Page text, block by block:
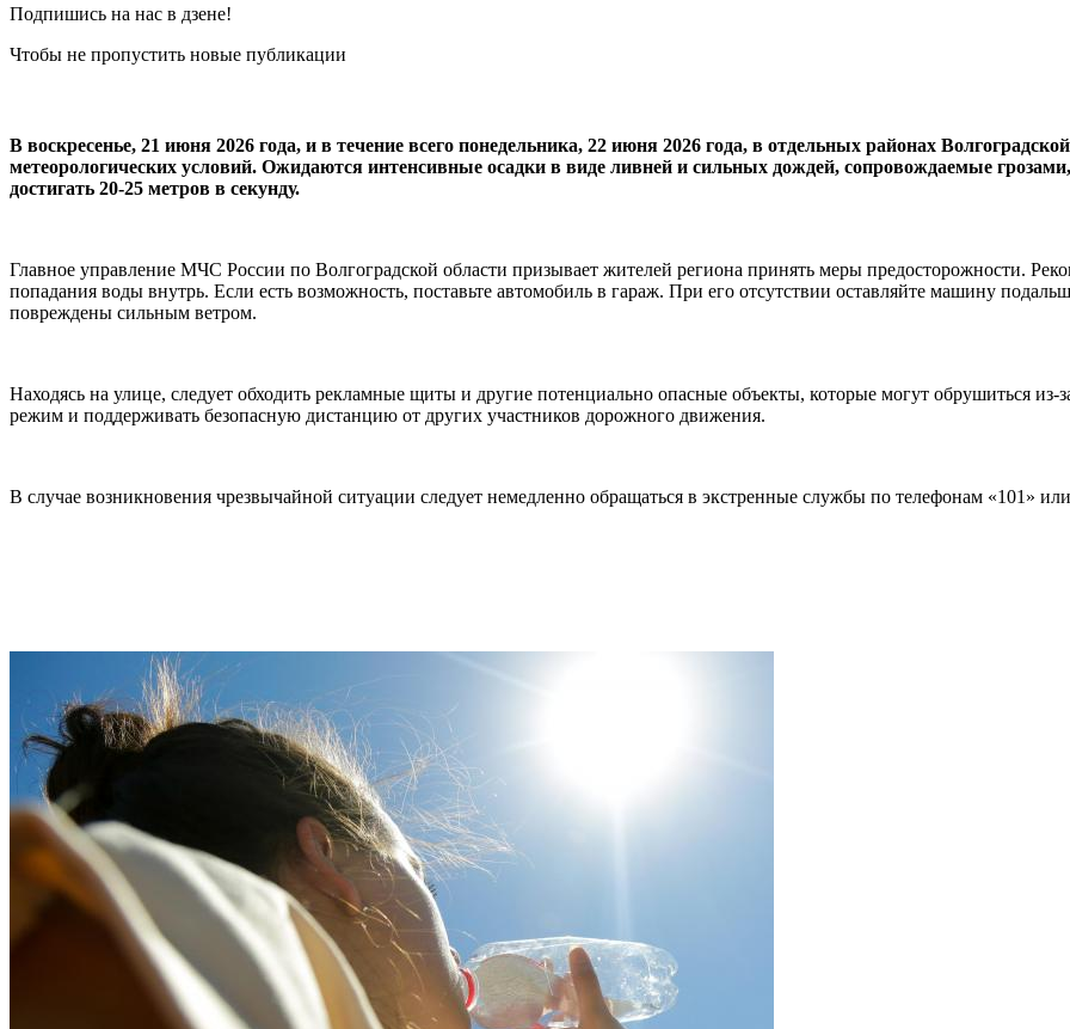
Подпишись на нас в дзене!
Чтобы не пропустить новые публикации
В воскресенье, 21 июня 2026 года, и в течение всего понедельника, 22 июня 2026 года, в отдельных районах
метеорологических условий. Ожидаются интенсивные осадки в виде ливней и сильных дождей, сопровождаемые
достигать 20-25 метров в секунду.
Главное управление МЧС России по Волгоградской области призывает жителей региона принять меры предосторожности.
попадания воды внутрь. Если есть возможность, поставьте автомобиль в гараж. При его отсутствии оставляйте машину
повреждены сильным ветром.
Находясь на улице, следует обходить рекламные щиты и другие потенциально опасные объекты, которые могут обрушиться
режим и поддерживать безопасную дистанцию от других участников дорожного движения.
В случае возникновения чрезвычайной ситуации следует немедленно обращаться в экстренные службы по телефонам «101»